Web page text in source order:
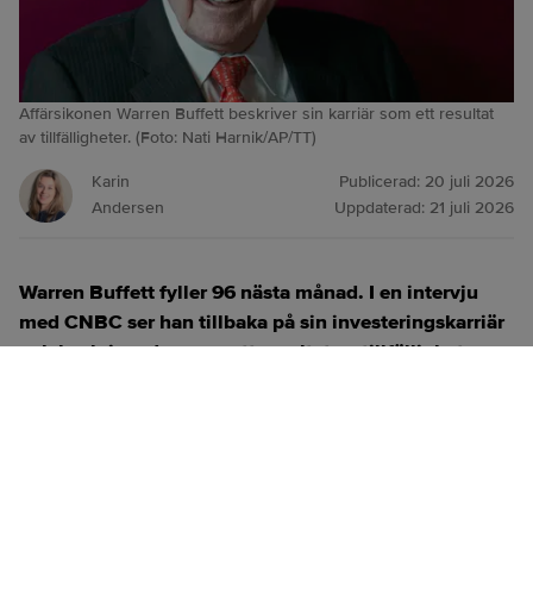
Affärsikonen Warren Buffett beskriver sin karriär som ett resultat
av tillfälligheter. (Foto: Nati Harnik/AP/TT)
Karin
Andersen
Publicerad: 20 juli 2026
Uppdaterad: 21 juli 2026
Warren Buffett fyller 96 nästa månad. I en intervju
med CNBC ser han tillbaka på sin investeringskarriär
och beskriver den som ett resultat av tillfälligheter.